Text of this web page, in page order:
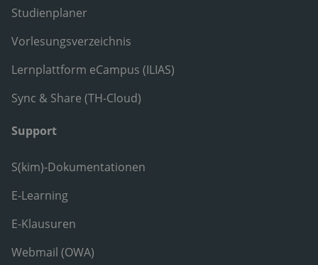
Studienplaner
Vorlesungsverzeichnis
Lernplattform eCampus (ILIAS)
Sync & Share (TH-Cloud)
Support
S(kim)-Dokumentationen
E-Learning
E-Klausuren
Webmail (OWA)